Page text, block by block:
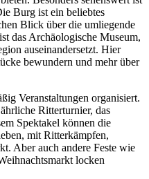
Burg ist ein beliebtes
Blick über die umliegende
das Archäologische Museum,
auseinandersetzt. Hier
bewundern und mehr über
Veranstaltungen organisiert.
Ritterturnier, das
Spektakel können die
mit Ritterkämpfen,
Aber auch andere Feste wie
locken